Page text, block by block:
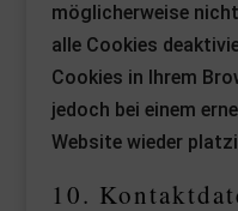
möglicherweise
alle Cookies
Cookies in Ihrem
jedoch bei einem
Website wieder
10.